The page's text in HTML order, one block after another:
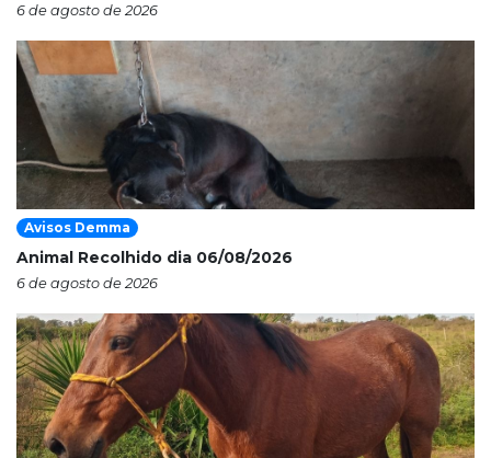
6 de agosto de 2026
Avisos Demma
Animal Recolhido dia 06/08/2026
6 de agosto de 2026